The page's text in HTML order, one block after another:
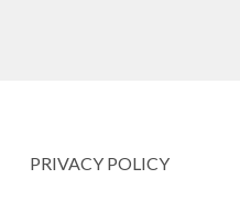
PRIVACY POLICY